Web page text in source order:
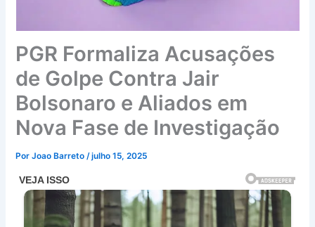
PGR Formaliza Acusações
de Golpe Contra Jair
Bolsonaro e Aliados em
Nova Fase de Investigação
PorJoao Barreto/julho 15, 2025